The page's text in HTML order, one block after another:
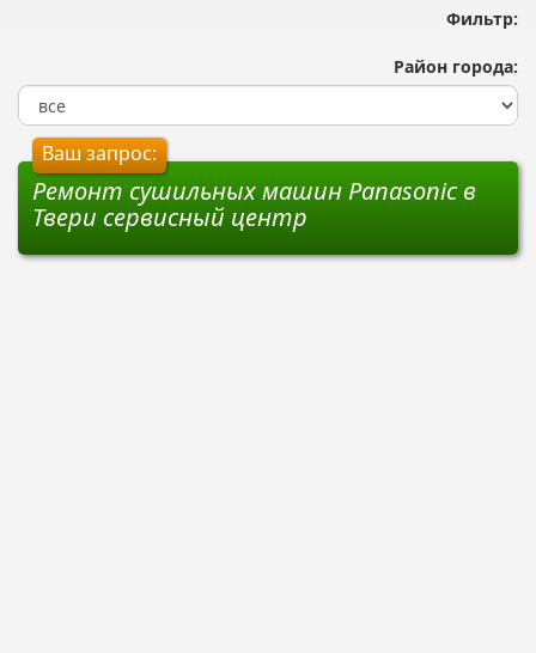
Фильтр:
Район города:
Ваш запрос:
Ремонт сушильных машин Panasonic в
Твери сервисный центр